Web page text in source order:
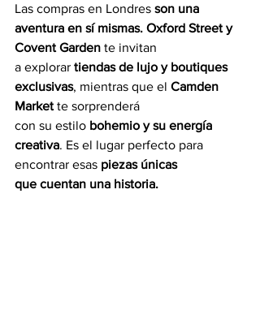
Las compras en Londres son una
aventura en sí mismas. Oxford Street y
Covent Garden te invitan
a explorar tiendas de lujo y boutiques
exclusivas, mientras que el Camden
Market te sorprenderá
con su estilo bohemio y su energía
creativa. Es el lugar perfecto para
encontrar esas piezas únicas
que cuentan una historia.